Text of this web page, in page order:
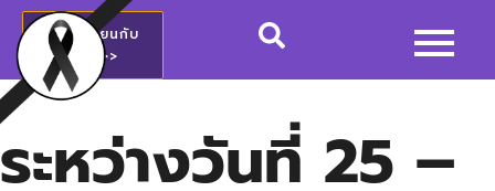
สมัครเรียนกับ
วชช.>>
ระหว่างวันที่ 25 –